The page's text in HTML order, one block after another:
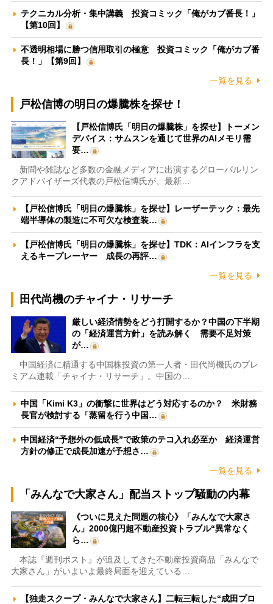
テクニカル分析・集中講義 投資コミック「俺がカブ番長！」
【第10回】
不透明相場に勝つ信用取引の極意 投資コミック「俺がカブ番
長！」【第9回】
一覧を見る
戸松信博の明日の爆騰株を探せ！
【戸松信博氏「明日の爆騰株」を探せ】トーメン
デバイス：サムスンを通じて世界のAIメモリ需
要…
新聞や雑誌など多数の金融メディアに出演するグローバルリン
クアドバイザーズ代表の戸松信博氏が、最新…
【戸松信博氏「明日の爆騰株」を探せ】レーザーテック：最先
端半導体の製造に不可欠な検査装…
【戸松信博氏「明日の爆騰株」を探せ】TDK：AIインフラを支
えるキープレーヤー 成長の再評…
一覧を見る
田代尚機のチャイナ・リサーチ
厳しい経済情勢をどう打開するか？中国の下半期
の「経済運営方針」を読み解く 需要不足対策
が…
中国経済に精通する中国株投資の第一人者・田代尚機氏のプレ
ミアム連載「チャイナ・リサーチ」。中国の…
中国「Kimi K3」の衝撃に世界はどう対応するのか？ 米財務
長官が検討する「蒸留を行う中国…
中国経済“予想外の低成長”で政策のテコ入れ必至か 経済運営
方針の修正で成長加速が予想さ…
一覧を見る
「みんなで大家さん」配当ストップ騒動の内幕
《ついに見えた問題の核心》「みんなで大家さ
ん」2000億円超不動産投資トラブル“異常なく
ら…
本誌『週刊ポスト』が追及してきた不動産投資商品「みんなで
大家さん」がいよいよ最終局面を迎えている…
【独走スクープ・みんなで大家さん】二転三転した“成田プロ